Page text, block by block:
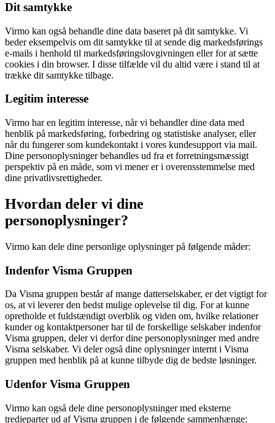
Dit samtykke
Virmo kan også behandle dine data baseret på dit samtykke. Vi
beder eksempelvis om dit samtykke til at sende dig markedsførings
e-mails i henhold til markedsføringslovgivningen eller for at sætte
cookies i din browser. I disse tilfælde vil du altid være i stand til at
trække dit samtykke tilbage.
Legitim interesse
Virmo har en legitim interesse, når vi behandler dine data med
henblik på markedsføring, forbedring og statistiske analyser, eller
når du fungerer som kundekontakt i vores kundesupport via mail.
Dine personoplysninger behandles ud fra et forretningsmæssigt
perspektiv på en måde, som vi mener er i overensstemmelse med
dine privatlivsrettigheder.
Hvordan deler vi dine
personoplysninger?
Virmo kan dele dine personlige oplysninger på følgende måder:
Indenfor Visma Gruppen
Da Visma gruppen består af mange datterselskaber, er det vigtigt for
os, at vi leverer den bedst mulige oplevelse til dig. For at kunne
opretholde et fuldstændigt overblik og viden om, hvilke relationer
kunder og kontaktpersoner har til de forskellige selskaber indenfor
Visma gruppen, deler vi derfor dine personoplysninger med andre
Visma selskaber. Vi deler også dine oplysninger internt i Visma
gruppen med henblik på at kunne tilbyde dig de bedste løsninger.
Udenfor Visma Gruppen
Virmo kan også dele dine personoplysninger med eksterne
tredjeparter ud af Visma gruppen i de følgende sammenhænge: